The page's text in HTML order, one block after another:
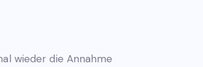
wieder die Annahme